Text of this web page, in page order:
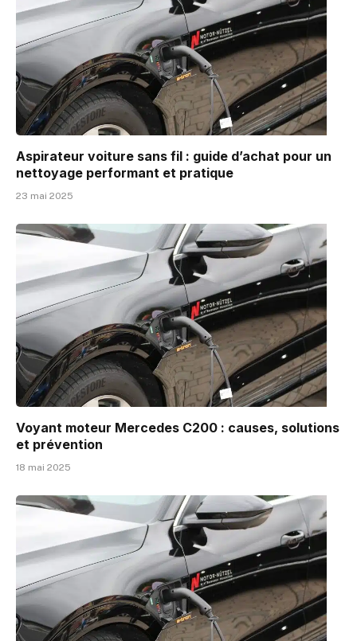
Aspirateur voiture sans fil : guide d’achat pour un
nettoyage performant et pratique
23 mai 2025
Voyant moteur Mercedes C200 : causes, solutions
et prévention
18 mai 2025